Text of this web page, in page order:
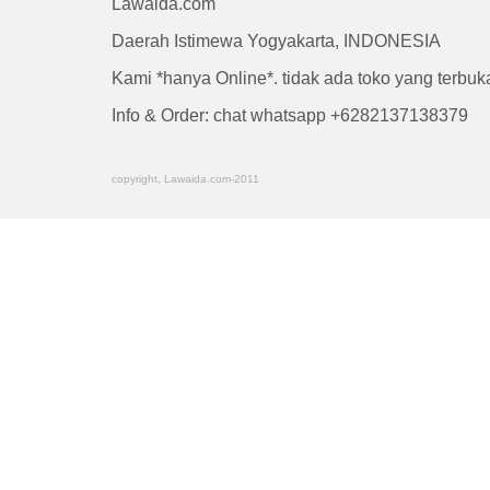
Lawaida.com
Daerah Istimewa Yogyakarta, INDONESIA
Kami *hanya Online*. tidak ada toko yang
Info & Order: chat whatsapp +6282137138379
copyright, Lawaida.com-2011